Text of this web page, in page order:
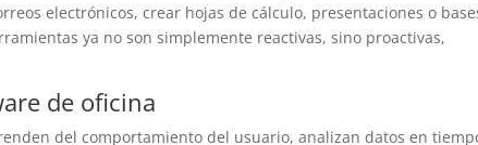
electrónicos, crear hojas de cálculo, presentaciones o
ya no son simplemente reactivas, sino proactivas,
de oficina
del comportamiento del usuario, analizan datos en